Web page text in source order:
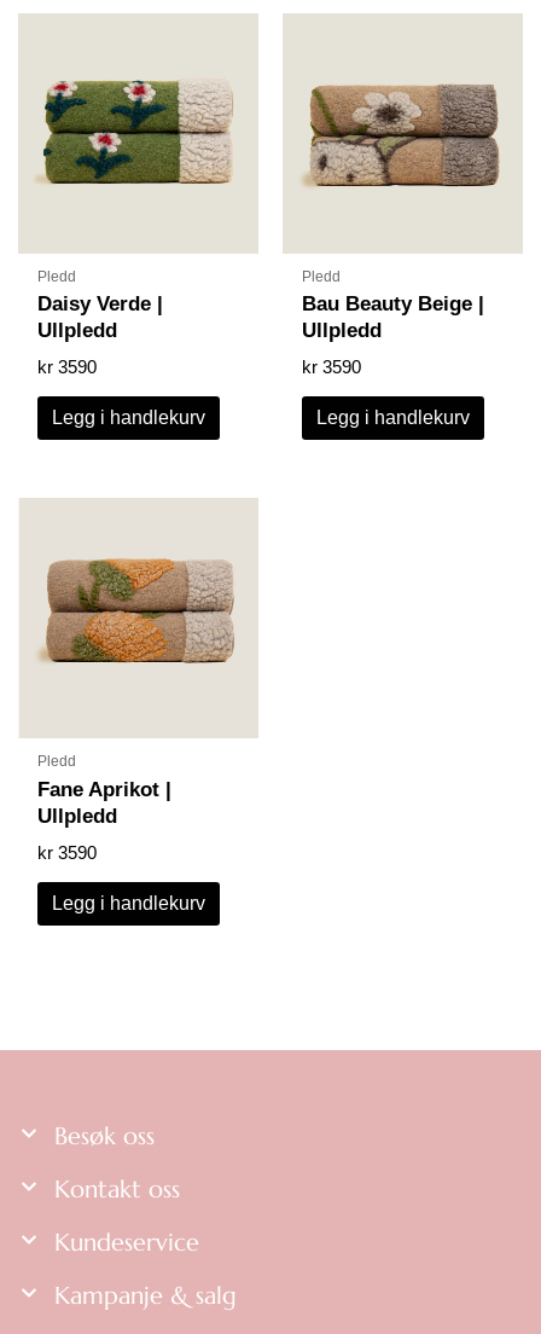
Pledd
Daisy Verde |
Ullpledd
kr 3590
Legg i handlekurv
Pledd
Bau Beauty Beige |
Ullpledd
kr 3590
Legg i handlekurv
Pledd
Fane Aprikot |
Ullpledd
kr 3590
Legg i handlekurv
Besøk oss
Kontakt oss
Kundeservice
Kampanje & salg